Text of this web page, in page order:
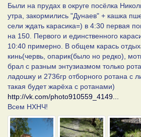
Были на прудах в округе посёлка
утра, закормились "Дунаев" + кашка
сели ждать карасика=) в 4:30 первая
на 150. Первого и единственного
10:40 примерно. В общем карась
кинь(червь, опарик(было но редко),
брал с разным энтузиазмом только
ладошку и 2736гр отборного ротана с
такая будет жарёха с ротанами)
http://vk.com/photo910559_4149...
Всем НХНЧ!